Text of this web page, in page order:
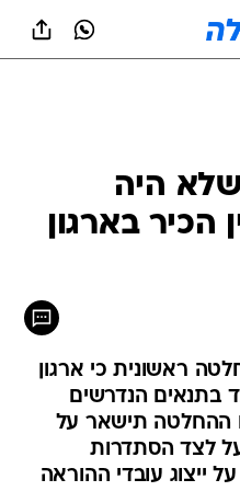
שלא היה
הכיר בארגון
ראשונית כי ארגון
בתנאים הנדרשים
ההחלטה תישאר על
לצד הסתדרות
ייצוג עובדי ההוראה